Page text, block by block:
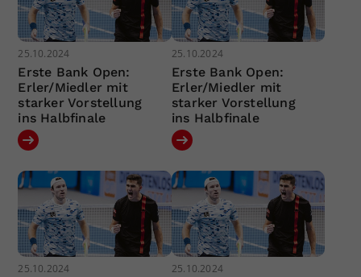
25.10.2024
Erste Bank Open:
Erler/Miedler mit
starker Vorstellung
ins Halbfinale
25.10.2024
Erste Bank Open:
Erler/Miedler mit
starker Vorstellung
ins Halbfinale
25.10.2024 25.10.2024